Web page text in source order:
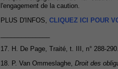
l'engagement de la caution.
PLUS D'INFOS, CLIQUEZ ICI POUR
17. H. De Page, Traité, t. III, n° 288-290.
18. P. Van Ommeslaghe, Droit des